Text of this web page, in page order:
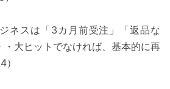
ネスは「3カ月前受注」「返品な
・大ヒットでなければ、基本的に再